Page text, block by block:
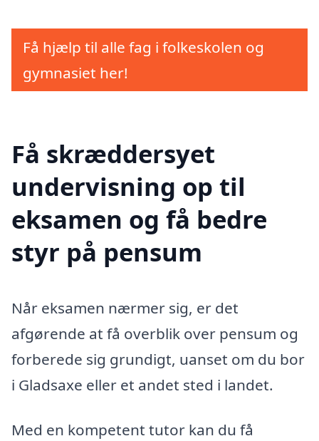
Få hjælp til alle fag i folkeskolen og
gymnasiet her!
Få skræddersyet
undervisning op til
eksamen og få bedre
styr på pensum
Når eksamen nærmer sig, er det
afgørende at få overblik over pensum og
forberede sig grundigt, uanset om du bor
i Gladsaxe eller et andet sted i landet.
Med en kompetent tutor kan du få